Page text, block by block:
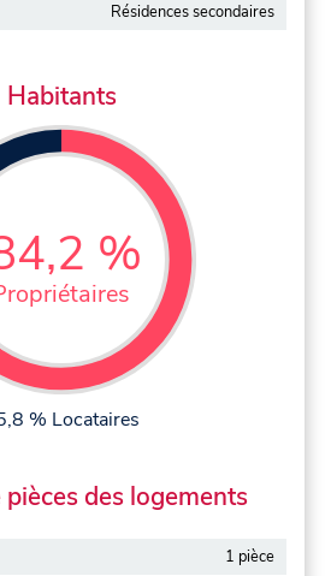
Résidences secondaires
Habitants
%
% Locataires
des logements
1 pièce